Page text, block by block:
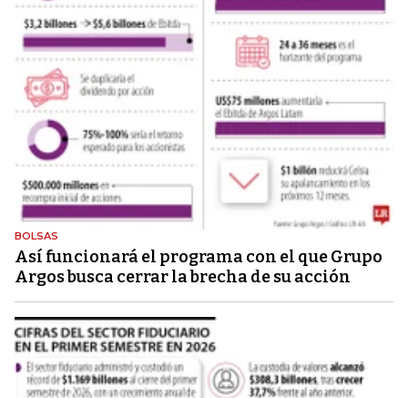
BOLSAS
Así funcionará el programa con el que Grupo
Argos busca cerrar la brecha de su acción